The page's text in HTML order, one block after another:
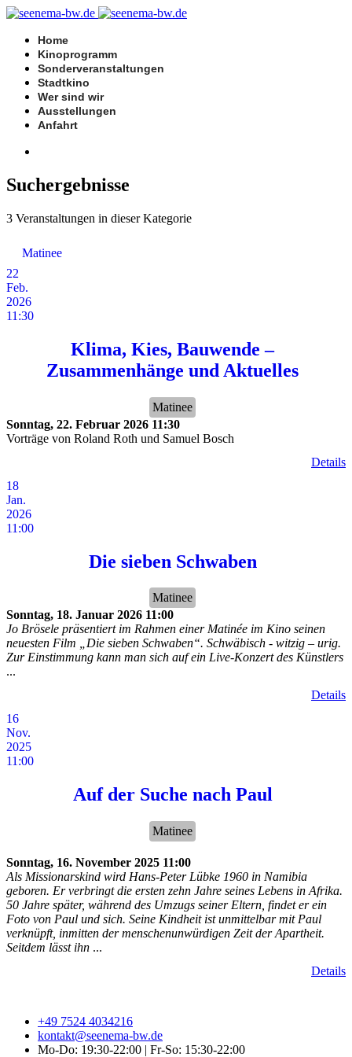
Home
Kinoprogramm
Sonderveranstaltungen
Stadtkino
Wer sind wir
Ausstellungen
Anfahrt
Suchergebnisse
3 Veranstaltungen in dieser Kategorie
Matinee
22
Feb.
2026
11:30
Klima, Kies, Bauwende –
Zusammenhänge und Aktuelles
Matinee
Sonntag, 22. Februar 2026 11:30
Vorträge von Roland Roth und Samuel Bosch
Details
18
Jan.
2026
11:00
Die sieben Schwaben
Matinee
Sonntag, 18. Januar 2026 11:00
Jo Brösele präsentiert im Rahmen einer Matinée im Kino seinen
neuesten Film „Die sieben Schwaben“. Schwäbisch - witzig – urig.
Zur Einstimmung kann man sich auf ein Live-Konzert des Künstlers
...
Details
16
Nov.
2025
11:00
Auf der Suche nach Paul
Matinee
Sonntag, 16. November 2025 11:00
Als Missionarskind wird Hans-Peter Lübke 1960 in Namibia
geboren. Er verbringt die ersten zehn Jahre seines Lebens in Afrika.
50 Jahre später, während des Umzugs seiner Eltern, findet er ein
Foto von Paul und sich. Seine Kindheit ist unmittelbar mit Paul
verknüpft, inmitten der menschenunwürdigen Zeit der Apartheit.
Seitdem lässt ihn ...
Details
+49 7524 4034216
kontakt@seenema-bw.de
Mo-Do: 19:30-22:00 | Fr-So: 15:30-22:00